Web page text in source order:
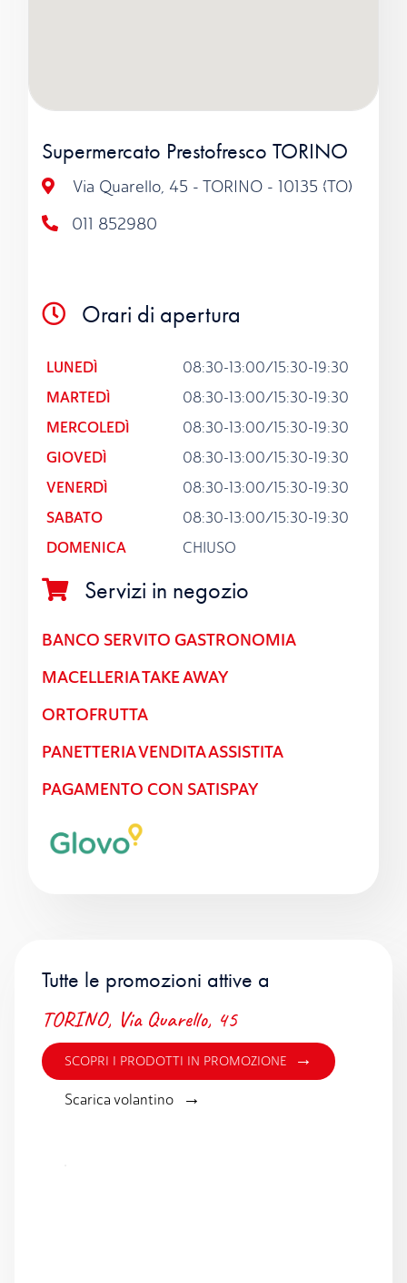
Supermercato Prestofresco TORINO
Via Quarello, 45 - TORINO - 10135 (TO)
011 852980
Orari di apertura
LUNEDÌ 08:30-13:00/15:30-19:30
MARTEDÌ 08:30-13:00/15:30-19:30
MERCOLEDÌ 08:30-13:00/15:30-19:30
GIOVEDÌ 08:30-13:00/15:30-19:30
VENERDÌ 08:30-13:00/15:30-19:30
SABATO 08:30-13:00/15:30-19:30
DOMENICA CHIUSO
Servizi in negozio
BANCO SERVITO GASTRONOMIA
MACELLERIA TAKE AWAY
ORTOFRUTTA
PANETTERIA VENDITA ASSISTITA
PAGAMENTO CON SATISPAY
Tutte le promozioni attive a
TORINO, Via Quarello, 45
SCOPRI I PRODOTTI IN PROMOZIONE →
Scarica volantino→